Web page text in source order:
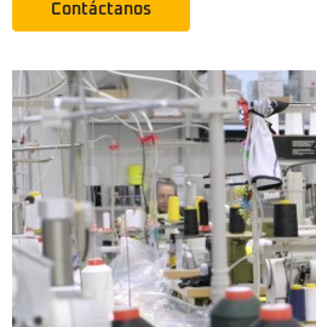
Contáctanos